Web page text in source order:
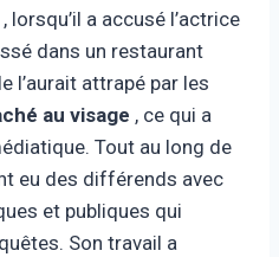
, lorsqu’il a accusé l’actrice
dans un restaurant
l’aurait attrapé par les
au visage , ce qui a
Tout au long de
eu des différends avec
et publiques qui
Son travail a